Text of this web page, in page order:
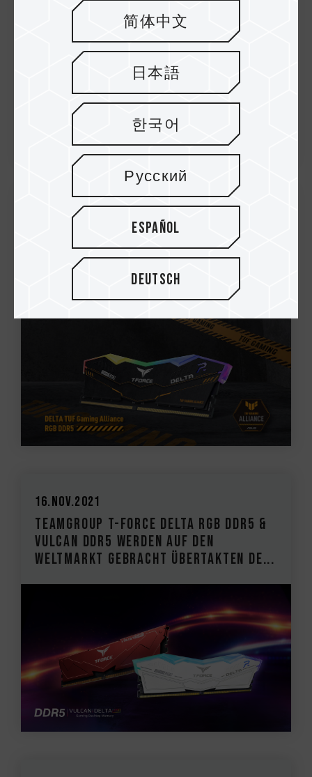
30.Nov.2021
In Zusammenarbeit mit der ASUS TUF
Gaming Alliance kündigt TEAMGROUP
T-FORCE den DELTA RGB DDR5 Gaming-...
16.Nov.2021
TEAMGROUP T-FORCE DELTA RGB DDR5 &
VULCAN DDR5 werden auf den
Weltmarkt gebracht Übertakten de...
简体中文
日本語
한국어
Русский
Español
Deutsch